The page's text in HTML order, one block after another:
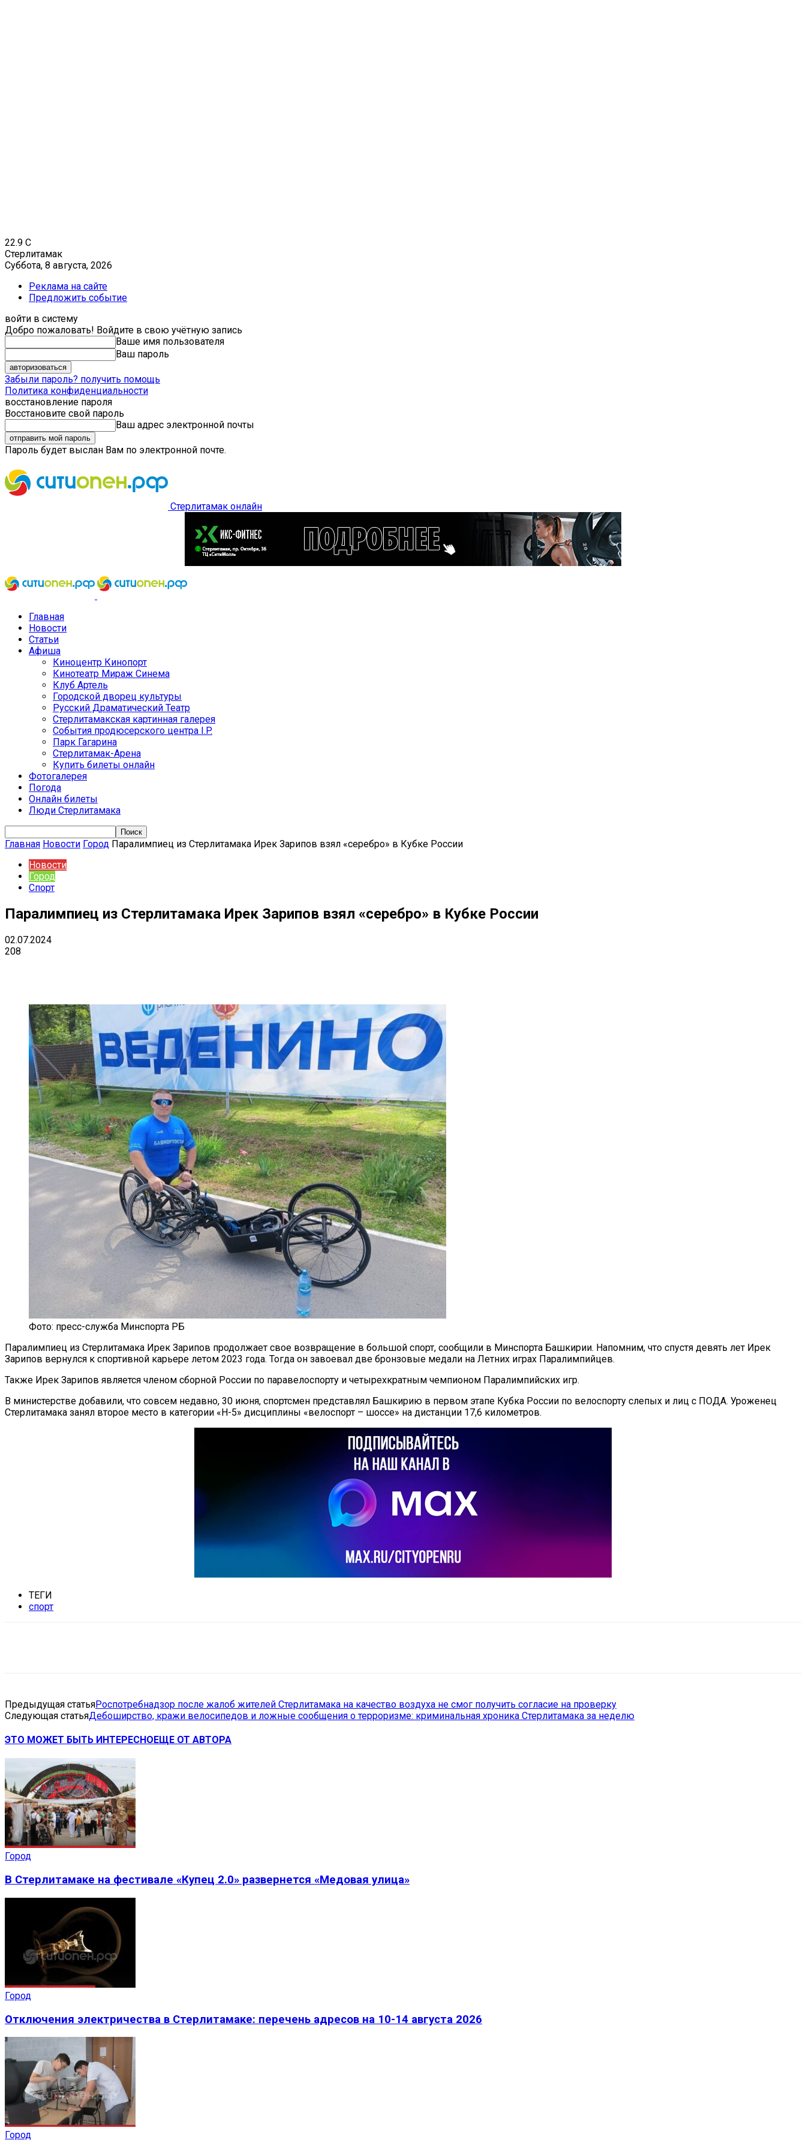
22.9 C
Стерлитамак
Суббота, 8 августа, 2026
Реклама на сайте
Предложить событие
войти в систему
Добро пожаловать! Войдите в свою учётную запись
Ваше имя пользователя
Ваш пароль
Забыли пароль? получить помощь
Политика конфиденциальности
восстановление пароля
Восстановите свой пароль
Ваш адрес электронной почты
Пароль будет выслан Вам по электронной почте.
Стерлитамак онлайн
Главная
Новости
Статьи
Афиша
Киноцентр Кинопорт
Кинотеатр Мираж Синема
Клуб Артель
Городской дворец культуры
Русский Драматический Театр
Стерлитамакская картинная галерея
События продюсерского центра I.P.
Парк Гагарина
Стерлитамак-Арена
Купить билеты онлайн
Фотогалерея
Погода
Онлайн билеты
Люди Стерлитамака
Главная Новости Город Паралимпиец из Стерлитамака Ирек Зарипов взял «серебро» в Кубке России
Новости
Город
Спорт
Паралимпиец из Стерлитамака Ирек Зарипов взял «серебро» в Кубке России
02.07.2024
208
Фото: пресс-служба Минспорта РБ
Паралимпиец из Стерлитамака Ирек Зарипов продолжает свое возвращение в большой спорт, сообщили в Минспорта Башкирии. Напомним, что спустя девять лет Ирек
Зарипов вернулся к спортивной карьере летом 2023 года. Тогда он завоевал две бронзовые медали на Летних играх Паралимпийцев.
Также Ирек Зарипов является членом сборной России по паравелоспорту и четырехкратным чемпионом Паралимпийских игр.
В министерстве добавили, что совсем недавно, 30 июня, спортсмен представлял Башкирию в первом этапе Кубка России по велоспорту слепых и лиц с ПОДА. Уроженец
Стерлитамака занял второе место в категории «Н-5» дисциплины «велоспорт – шоссе» на дистанции 17,6 километров.
ТЕГИ
спорт
Предыдущая статьяРоспотребнадзор после жалоб жителей Стерлитамака на качество воздуха не смог получить согласие на проверку
Следующая статьяДебоширство, кражи велосипедов и ложные сообщения о терроризме: криминальная хроника Стерлитамака за неделю
ЭТО МОЖЕТ БЫТЬ ИНТЕРЕСНОЕЩЕ ОТ АВТОРА
Город
В Стерлитамаке на фестивале «Купец 2.0» развернется «Медовая улица»
Город
Отключения электричества в Стерлитамаке: перечень адресов на 10-14 августа 2026
Город